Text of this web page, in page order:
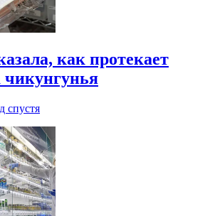
как протекает
чикунгунья
спустя